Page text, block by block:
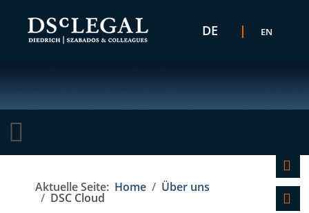
DE EN
Aktuelle Seite: Home Über uns
DSC Cloud